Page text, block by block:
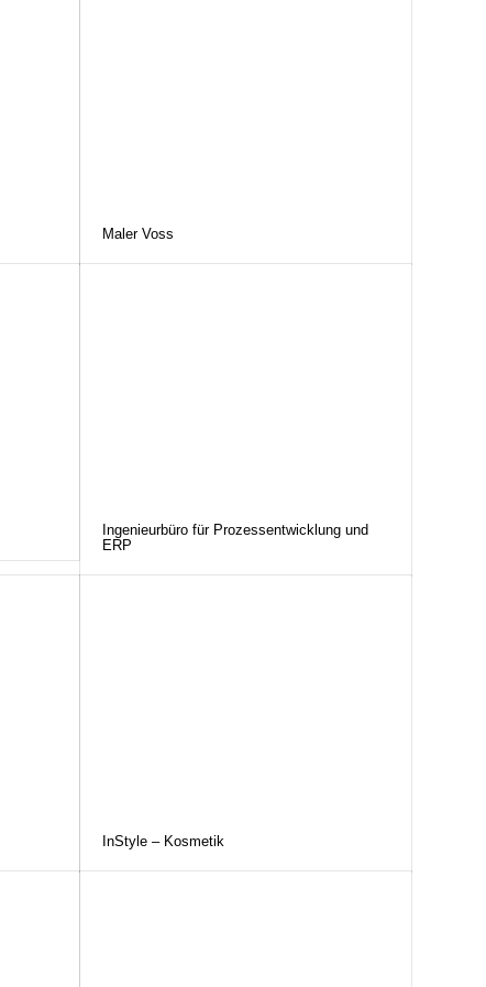
Maler Voss
Ingenieurbüro für Prozessentwicklung und
ERP
InStyle – Kosmetik